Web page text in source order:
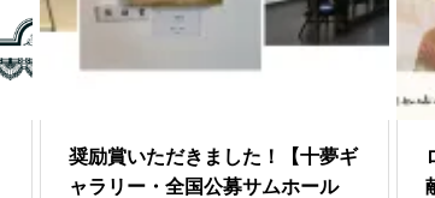
奨励賞いただきました！【十夢ギ
ャラリー・全国公募サムホール